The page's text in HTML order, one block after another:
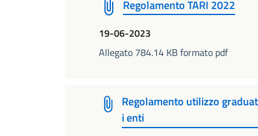
Regolamento TARI 2022
19-06-2023
Allegato 784.14 KB formato pdf
Regolamento utilizzo
i enti